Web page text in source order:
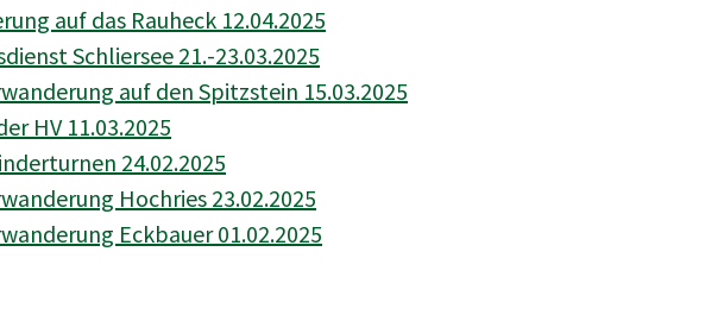
auf das Rauheck 12.04.2025
Schliersee 21.-23.03.2025
auf den Spitzstein 15.03.2025
HV 11.03.2025
24.02.2025
Hochries 23.02.2025
Eckbauer 01.02.2025